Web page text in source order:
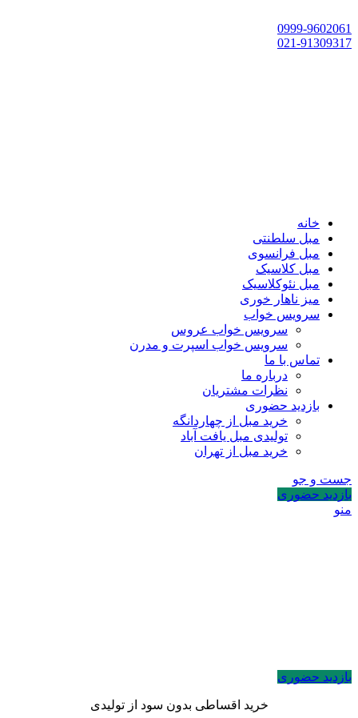
0999-9602061
021-91309317
خانه
مبل سلطنتی
مبل فرانسوی
مبل کلاسیک
مبل نئوکلاسیک
میز ناهار خوری
سرویس خواب
سرویس خواب عروس
سرویس خواب اسپرت و مدرن
تماس با ما
درباره ما
نظرات مشتریان
بازدید حضوری
خرید مبل از چهاردانگه
تولیدی مبل یافت آباد
خرید مبل از تهران
جست و جو
بازدید حضوری
منو
بازدید حضوری
خرید اقساطی بدون سود از تولیدی